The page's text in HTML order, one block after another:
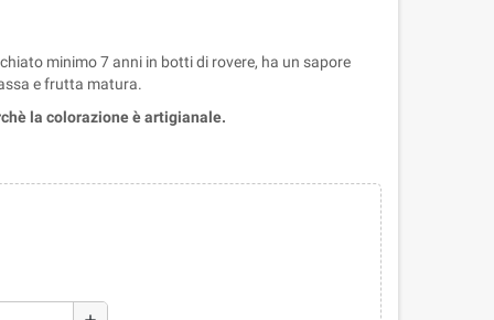
minimo 7 anni in botti di rovere, ha un sapore
e frutta matura.
la colorazione è artigianale.